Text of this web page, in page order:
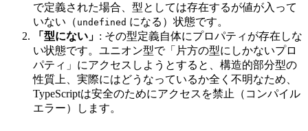
で定義された場合、型としては存在するが値が入って
いない（ undefined になる）状態です。
「型にない」 : その型定義自体にプロパティが存在しな
い状態です。ユニオン型で「片方の型にしかないプロ
パティ」にアクセスしようとすると、構造的部分型の
性質上、実際にはどうなっているか全く不明なため、
TypeScriptは安全のためにアクセスを禁止（コンパイル
エラー）します。